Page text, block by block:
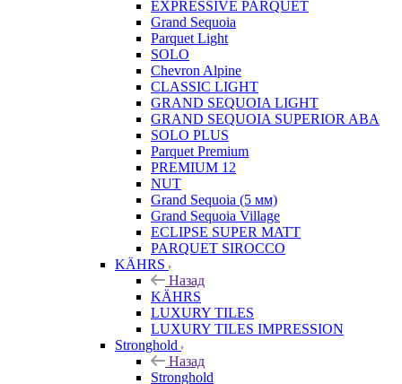
EXPRESSIVE PARQUET
Grand Sequoia
Parquet Light
SOLO
Chevron Alpine
CLASSIC LIGHT
GRAND SEQUOIA LIGHT
GRAND SEQUOIA SUPERIOR ABA
SOLO PLUS
Parquet Premium
PREMIUM 12
NUT
Grand Sequoia (5 мм)
Grand Sequoia Village
ECLIPSE SUPER MATT
PARQUET SIROCCO
KÄHRS
Назад
KÄHRS
LUXURY TILES
LUXURY TILES IMPRESSION
Stronghold
Назад
Stronghold